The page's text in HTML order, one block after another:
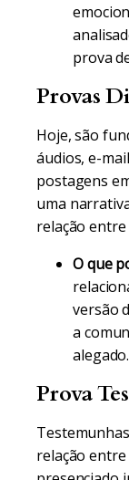
prova
Provas
Hoje, são
áudios, e-
postagens
uma
relação
O que
versão
a
Prova
relação